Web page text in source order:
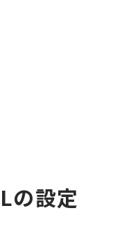
の設定